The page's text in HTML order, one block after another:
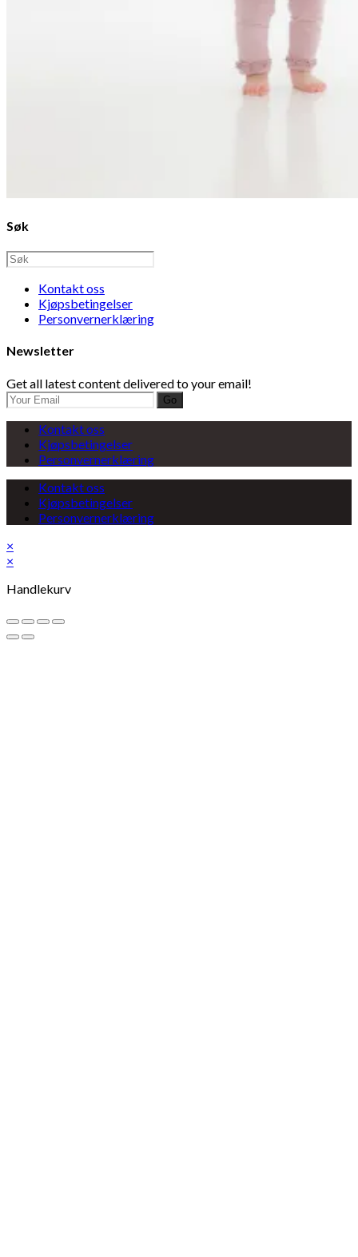
Søk
Kontakt oss
Kjøpsbetingelser
Personvernerklæring
Newsletter
Get all latest content delivered to your email!
Go
Kontakt oss
Kjøpsbetingelser
Personvernerklæring
Kontakt oss
Kjøpsbetingelser
Personvernerklæring
×
×
Handlekurv